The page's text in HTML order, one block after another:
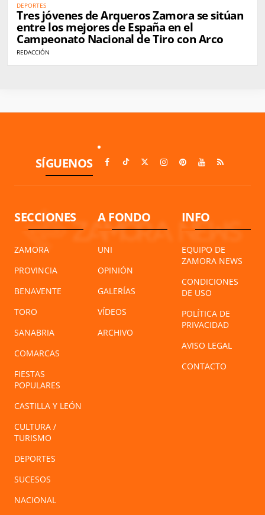
DEPORTES
Tres jóvenes de Arqueros Zamora se sitúan
entre los mejores de España en el
Campeonato Nacional de Tiro con Arco
REDACCIÓN
SÍGUENOS
SECCIONES
ZAMORA
PROVINCIA
BENAVENTE
TORO
SANABRIA
COMARCAS
FIESTAS
POPULARES
CASTILLA Y LEÓN
CULTURA /
TURISMO
DEPORTES
SUCESOS
NACIONAL
A FONDO
UNI
OPINIÓN
GALERÍAS
VÍDEOS
ARCHIVO
INFO
EQUIPO DE
ZAMORA NEWS
CONDICIONES
DE USO
POLÍTICA DE
PRIVACIDAD
AVISO LEGAL
CONTACTO